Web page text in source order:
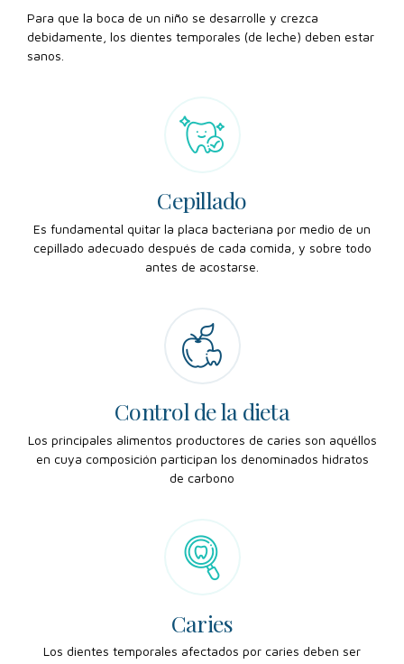
Para que la boca de un niño se desarrolle y crezca
debidamente, los dientes temporales (de leche) deben estar
sanos.
Cepillado
Cepillado
Es fundamental quitar la placa bacteriana por medio de un
cepillado adecuado después de cada comida, y sobre todo
antes de acostarse.
Control de la dieta
Control de la dieta
Los principales alimentos productores de caries son aquéllos
en cuya composición participan los denominados hidratos
de carbono
Caries
Caries
Los dientes temporales afectados por caries deben ser